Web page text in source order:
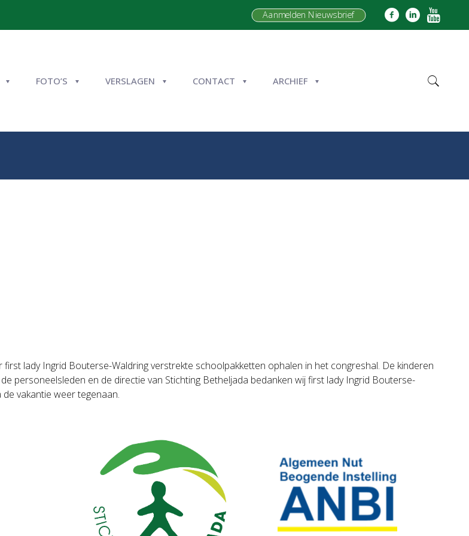
Aanmelden Nieuwsbrief
FOTO’S VERSLAGEN CONTACT ARCHIEF
lady Ingrid Bouterse-Waldring verstrekte schoolpakketten ophalen in het congreshal. De kinderen
personeelsleden en de directie van Stichting Betheljada bedanken wij first lady Ingrid Bouterse-
vakantie weer tegenaan.